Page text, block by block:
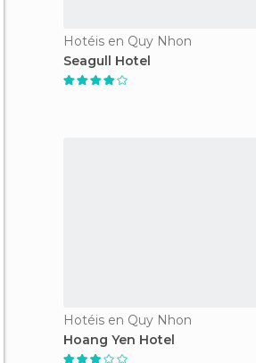
Hotéis en Quy Nhon
Seagull Hotel
Hotéis en Quy Nhon
Hoang Yen Hotel